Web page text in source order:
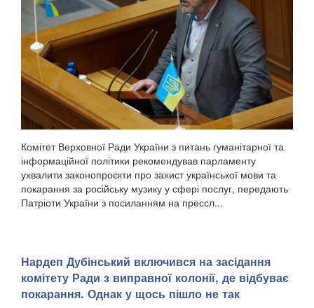
Комітет Верховної Ради України з питань гуманітарної та
інформаційної політики рекомендував парламенту
ухвалити законопроєкти про захист української мови та
покарання за російську музику у сфері послуг, передають
Патріоти України з посиланням на прессл...
Нардеп Дубінський включився на засідання
комітету Ради з виправної колонії, де відбуває
покарання. Однак у щось пішло не так